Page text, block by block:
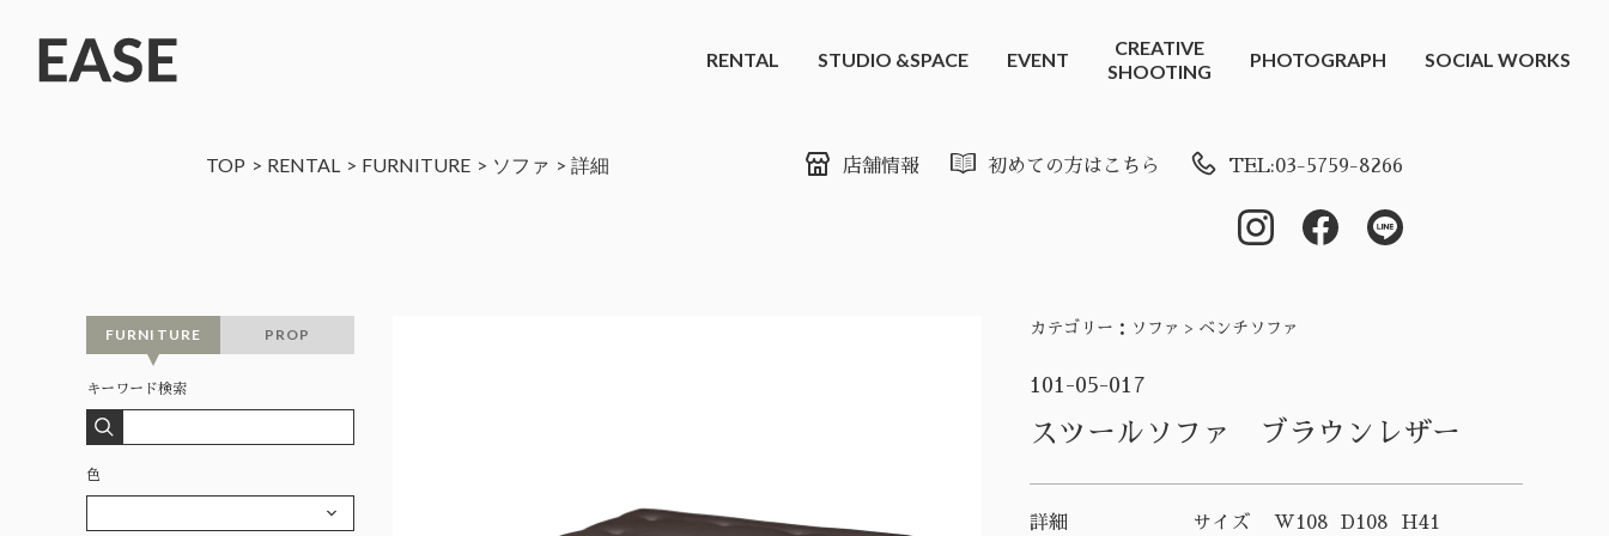
RENTAL STUDIO &SPACE EVENT
CREATIVE
SHOOTING
PHOTOGRAPH SOCIAL WORKS
TOP RENTAL FURNITURE ソファ 詳細 店舗情報 初めての方はこちら TEL:03-5759-8266
カテゴリー： ソファ > ベンチソファ
101-05-017
スツールソファ ブラウンレザー
詳細 サイズ W108 D108 H41
FURNITURE PROP
キーワード検索
色